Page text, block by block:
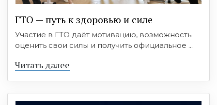
ГТО — путь к здоровью и силе
Участие в ГТО даёт мотивацию, возможность
оценить свои силы и получить официальное ...
Читать далее